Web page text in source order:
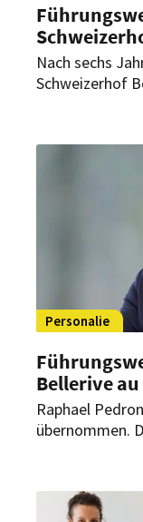
Nach sechs
Schweizerhof
steht bereits
Personalie
Bellerive au
Raphael
übernommen.
Hotelier des